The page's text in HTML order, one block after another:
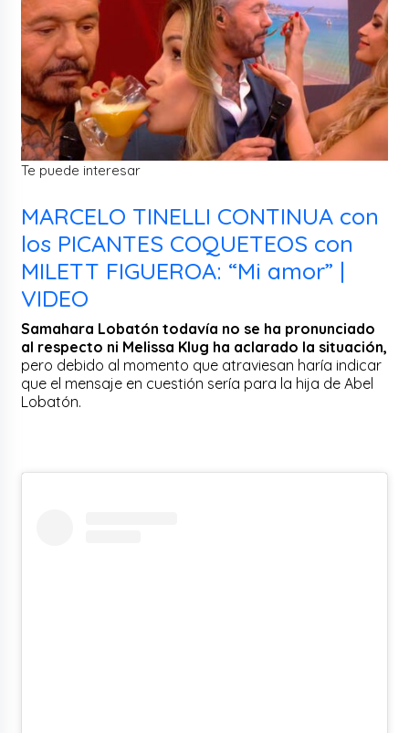
Te puede interesar
MARCELO TINELLI CONTINUA con
los PICANTES COQUETEOS con
MILETT FIGUEROA: “Mi amor” |
VIDEO
Samahara Lobatón todavía no se ha pronunciado
al respecto ni Melissa Klug ha aclarado la situación,
pero debido al momento que atraviesan haría indicar
que el mensaje en cuestión sería para la hija de Abel
Lobatón.